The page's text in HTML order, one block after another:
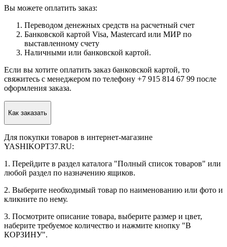
Вы можете оплатить заказ:
Переводом денежных средств на расчетный счет
Банковской картой Visa, Mastercard или МИР по
выставленному счету
Наличными или банковской картой.
Если вы хотите оплатить заказ банковской картой, то
свяжитесь с менеджером по телефону +7 915 814 67 99 после
оформления заказа.
Как заказать
Для покупки товаров в интернет-магазине
YASHIKOPT37.RU:
1. Перейдите в раздел каталога "Полный список товаров" или
любой раздел по назначению ящиков.
2. Выберите необходимый товар по наименованию или фото и
кликните по нему.
3. Посмотрите описание товара, выберите размер и цвет,
наберите требуемое количество и нажмите кнопку "В
КОРЗИНУ".